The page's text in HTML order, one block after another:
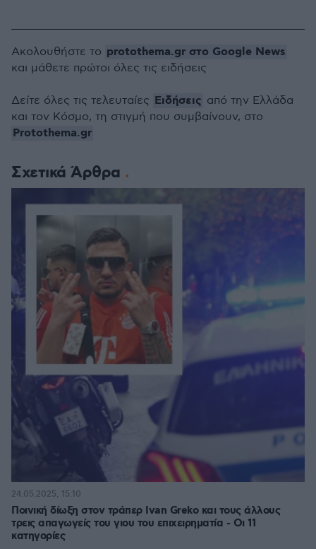
Σχετικά Άρθρα
Ποινική δίωξη στον τράπερ Ivan Greko και τους άλλους
τρεις απαγωγείς του γιου του επιχειρηματία - Οι 11
κατηγορίες
24.05.2025, 15:10
Ακολουθήστε το protothema.gr στο Google News
και μάθετε πρώτοι όλες τις ειδήσεις
Δείτε όλες τις τελευταίες Ειδήσεις από την Ελλάδα
και τον Κόσμο, τη στιγμή που συμβαίνουν, στο
Protothema.gr